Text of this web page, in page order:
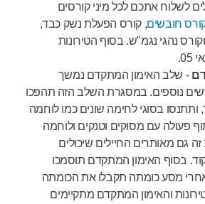
לשלוח אתכם לכל מיני קורסים
חובשים, קורס הפעלת נשק כבד,
נהגי נגמ"ש. בסוף הטירונות
- שלב האימון המתקדם נמשך
נוספים. במסגרת השלב הזה תהפכו
ותתנסו בסוגי לחימה שונים כמו לוחמה
פעולה עם מסוקים וטנקים ולוחמה
גם מאותרים החיילים שיכולים
בסוף האימון המתקדם תוסמכו
07, ואחרי מסע כומתה תקבלו את הכומתה
והאימון המתקדם מתקיימים